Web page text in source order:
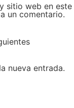
sitio web en este
un comentario.
nueva entrada.